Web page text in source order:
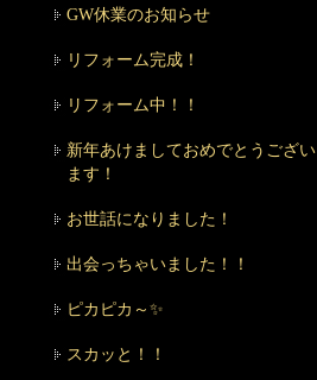
GW休業のお知らせ
リフォーム完成！
リフォーム中！！
新年あけましておめでとうござい
ます！
お世話になりました！
出会っちゃいました！！
ピカピカ～✨
スカッと！！